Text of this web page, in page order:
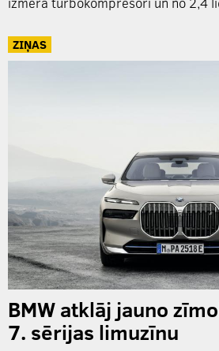
ZIŅAS
BMW atklāj jauno
7. sērijas limuzīnu